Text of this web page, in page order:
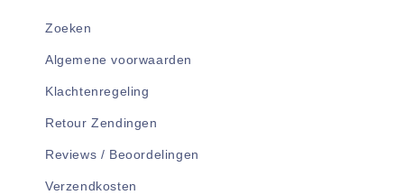
Zoeken
Algemene voorwaarden
Klachtenregeling
Retour Zendingen
Reviews / Beoordelingen
Verzendkosten